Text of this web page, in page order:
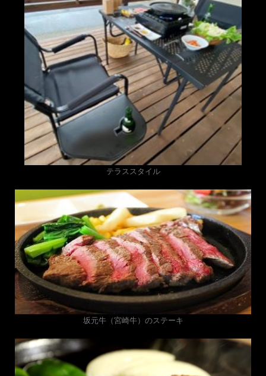
テラススタイル
坂元牛（宮崎牛）のステーキ